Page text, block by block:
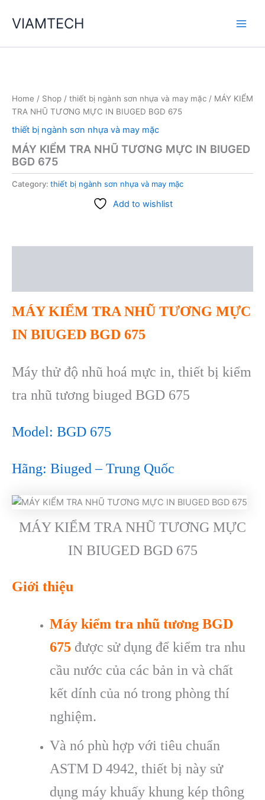
VIAMTECH
Home / Shop / thiết bị ngành sơn nhựa và may mặc / MÁY KIỂM
TRA NHŨ TƯƠNG MỰC IN BIUGED BGD 675
thiết bị ngành sơn nhựa và may mặc
MÁY KIỂM TRA NHŨ TƯƠNG MỰC IN BIUGED
BGD 675
Category: thiết bị ngành sơn nhựa và may mặc
Add to wishlist
MÁY KIỂM TRA NHŨ TƯƠNG MỰC
IN BIUGED BGD 675
Máy thử độ nhũ hoá mực in, thiết bị kiểm
tra nhũ tương biuged BGD 675
Model: BGD 675
Hãng: Biuged – Trung Quốc
MÁY KIỂM TRA NHŨ TƯƠNG MỰC
IN BIUGED BGD 675
Giới thiệu
Máy kiểm tra nhũ tương BGD
675được sử dụng để kiểm tra nhu
cầu nước của các bản in và chất
kết dính của nó trong phòng thí
nghiệm.
Và nó phù hợp với tiêu chuẩn
ASTM D 4942, thiết bị này sử
dụng máy khuấy khung kép thông